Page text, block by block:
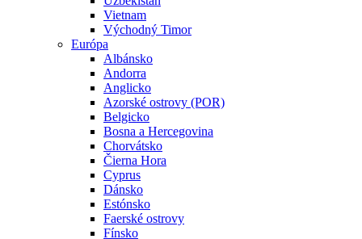
Vietnam
Východný Timor
Európa
Albánsko
Andorra
Anglicko
Azorské ostrovy (POR)
Belgicko
Bosna a Hercegovina
Chorvátsko
Čierna Hora
Cyprus
Dánsko
Estónsko
Faerské ostrovy
Fínsko